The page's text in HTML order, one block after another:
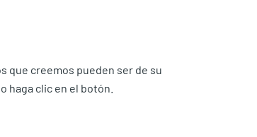
que creemos pueden ser de su
haga clic en el botón.